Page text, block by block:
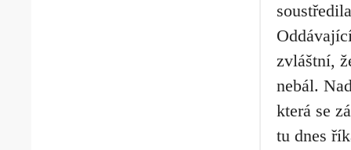
zvláštní,
nebál.
která se
tu dnes